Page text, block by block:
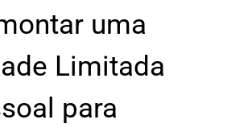
uma
Limitada
para